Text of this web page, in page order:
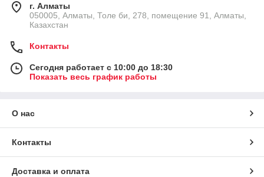
г. Алматы
050005, Алматы, Толе би, 278, помещение 91, Алматы,
Казахстан
Контакты
Сегодня работает с 10:00 до 18:30
Показать весь график работы
О нас
Контакты
Доставка и оплата